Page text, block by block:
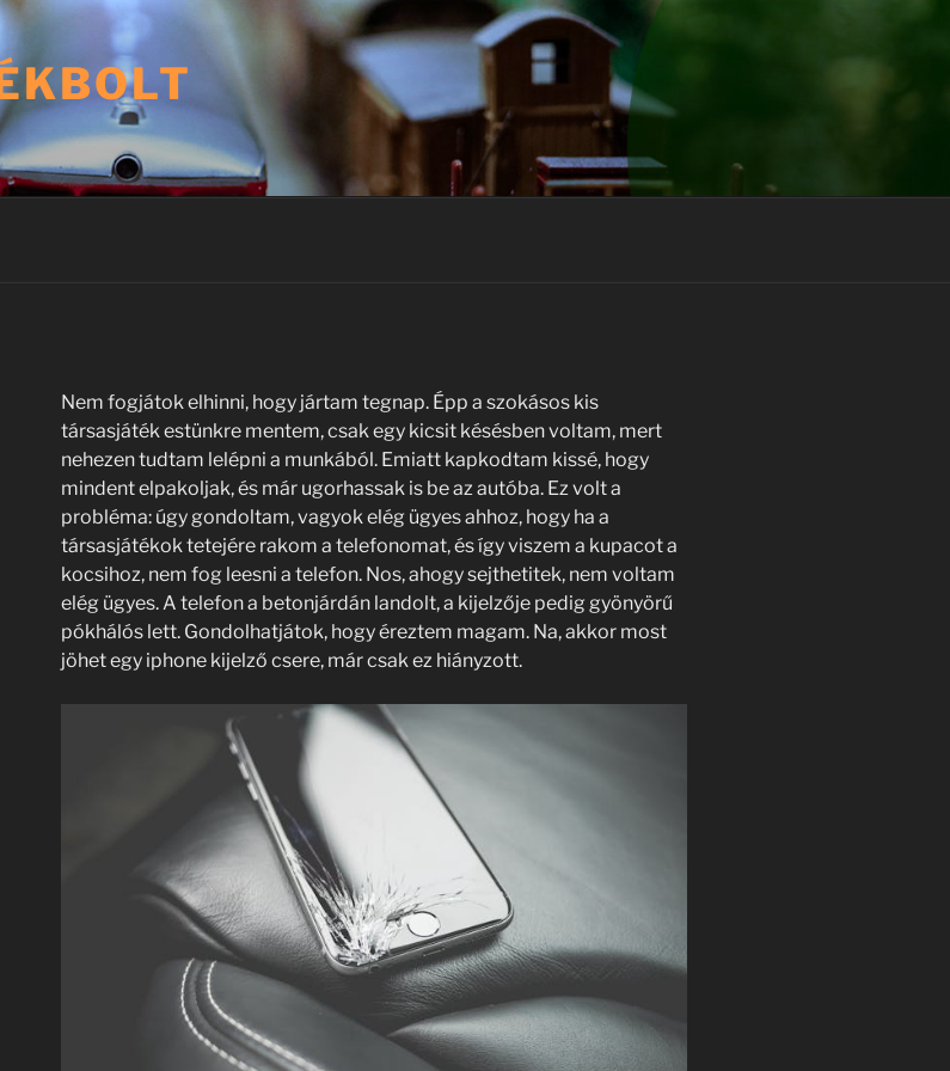
Nem fogjátok elhinni, hogy jártam tegnap. Épp a szokásos kis
társasjáték estünkre mentem, csak egy kicsit késésben voltam, mert
nehezen tudtam lelépni a munkából. Emiatt kapkodtam kissé, hogy
mindent elpakoljak, és már ugorhassak is be az autóba. Ez volt a
probléma: úgy gondoltam, vagyok elég ügyes ahhoz, hogy ha a
társasjátékok tetejére rakom a telefonomat, és így viszem a kupacot a
kocsihoz, nem fog leesni a telefon. Nos, ahogy sejthetitek, nem voltam
elég ügyes. A telefon a betonjárdán landolt, a kijelzője pedig gyönyörű
pókhálós lett. Gondolhatjátok, hogy éreztem magam. Na, akkor most
jöhet egy iphone kijelző csere, már csak ez hiányzott.